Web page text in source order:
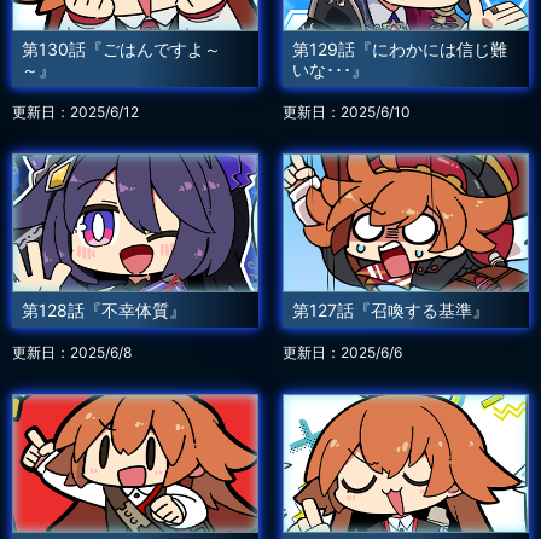
第130話『ごはんですよ～
～』
更新日：2025/6/12
第129話『にわかには信じ難
いな･･･』
更新日：2025/6/10
第128話『不幸体質』
更新日：2025/6/8
第127話『召喚する基準』
更新日：2025/6/6